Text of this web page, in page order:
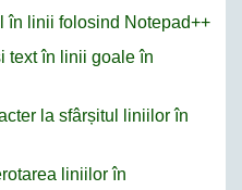
în linii folosind Notepad++
text în linii goale în
la sfârșitul liniilor în
liniilor în